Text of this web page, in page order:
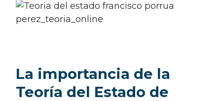
La importancia de la
Teoría del Estado de